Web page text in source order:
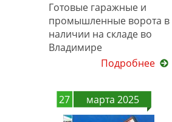
Готовые гаражные и
промышленные ворота в
наличии на складе во
Владимире
Подробнее
27 марта 2025